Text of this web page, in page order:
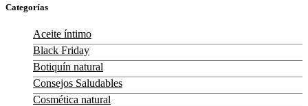
Categorías
Aceite íntimo
Black Friday
Botiquín natural
Consejos Saludables
Cosmética natural